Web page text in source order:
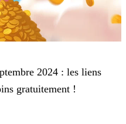
2024 : les liens
gratuitement !